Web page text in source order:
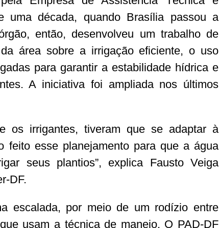
uma década, quando Brasília passou a
então, desenvolveu um trabalho de
área sobre a irrigação eficiente, o uso
para garantir a estabilidade hídrica e
A iniciativa foi ampliada nos últimos
os irrigantes, tiveram que se adaptar à
feito esse planejamento para que a água
seus plantios”, explica Fausto Veiga
DF.
escalada, por meio de um rodízio entre
usam a técnica de manejo. O PAD-DF